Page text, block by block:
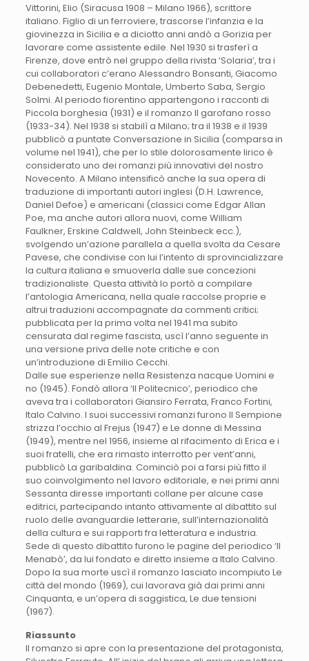
Vittorini, Elio (Siracusa 1908 – Milano 1966), scrittore
italiano. Figlio di un ferroviere, trascorse l’infanzia e la
giovinezza in Sicilia e a diciotto anni andò a Gorizia per
lavorare come assistente edile. Nel 1930 si trasferì a
Firenze, dove entrò nel gruppo della rivista ‘Solaria’, tra i
cui collaboratori c’erano Alessandro Bonsanti, Giacomo
Debenedetti, Eugenio Montale, Umberto Saba, Sergio
Solmi. Al periodo fiorentino appartengono i racconti di
Piccola borghesia (1931) e il romanzo Il garofano rosso
(1933-34). Nel 1938 si stabilì a Milano; tra il 1938 e il 1939
pubblicò a puntate Conversazione in Sicilia (comparsa in
volume nel 1941), che per lo stile dolorosamente lirico è
considerato uno dei romanzi più innovativi del nostro
Novecento. A Milano intensificò anche la sua opera di
traduzione di importanti autori inglesi (D.H. Lawrence,
Daniel Defoe) e americani (classici come Edgar Allan
Poe, ma anche autori allora nuovi, come William
Faulkner, Erskine Caldwell, John Steinbeck ecc.),
svolgendo un’azione parallela a quella svolta da Cesare
Pavese, che condivise con lui l’intento di sprovincializzare
la cultura italiana e smuoverla dalle sue concezioni
tradizionaliste. Questa attività lo portò a compilare
l’antologia Americana, nella quale raccolse proprie e
altrui traduzioni accompagnate da commenti critici;
pubblicata per la prima volta nel 1941 ma subito
censurata dal regime fascista, uscì l’anno seguente in
una versione priva delle note critiche e con
un’introduzione di Emilio Cecchi.
Dalle sue esperienze nella Resistenza nacque Uomini e
no (1945). Fondò allora ‘Il Politecnico’, periodico che
aveva tra i collaboratori Giansiro Ferrata, Franco Fortini,
Italo Calvino. I suoi successivi romanzi furono Il Sempione
strizza l’occhio al Frejus (1947) e Le donne di Messina
(1949), mentre nel 1956, insieme al rifacimento di Erica e i
suoi fratelli, che era rimasto interrotto per vent’anni,
pubblicò La garibaldina. Cominciò poi a farsi più fitto il
suo coinvolgimento nel lavoro editoriale, e nei primi anni
Sessanta diresse importanti collane per alcune case
editrici, partecipando intanto attivamente al dibattito sul
ruolo delle avanguardie letterarie, sull’internazionalità
della cultura e sui rapporti fra letteratura e industria.
Sede di questo dibattito furono le pagine del periodico ‘Il
Menabò’, da lui fondato e diretto insieme a Italo Calvino.
Dopo la sua morte uscì il romanzo lasciato incompiuto Le
città del mondo (1969), cui lavorava già dai primi anni
Cinquanta, e un’opera di saggistica, Le due tensioni
(1967).
Riassunto
Il romanzo si apre con la presentazione del protagonista,